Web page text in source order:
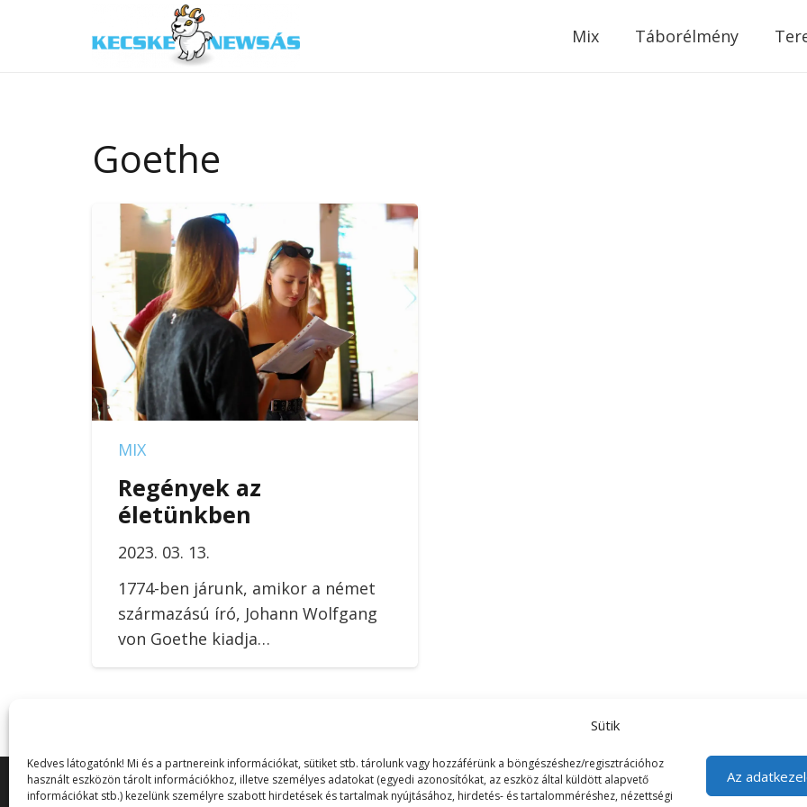
Sütik
Kedves látogatónk! Mi és a partnereink információkat, sütiket stb. tárolunk vagy hozzáférünk a böngészéshez/regisztrációhoz
használt eszközön tárolt információkhoz, illetve személyes adatokat (egyedi azonosítókat, az eszköz által küldött alapvető
információkat stb.) kezelünk személyre szabott hirdetések és tartalmak nyújtásához, hirdetés- és tartalomméréshez, nézettségi
Az
Mix Táborélmény
Goethe
MIX
Regények az
életünkben
2023. 03. 13.
1774-ben járunk, amikor a német
származású író, Johann Wolfgang
von Goethe kiadja…